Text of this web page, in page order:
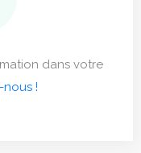
dans votre
!